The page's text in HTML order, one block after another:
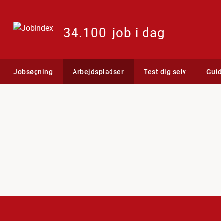
34.100 job i dag
Jobsøgning Arbejdspladser Test dig selv